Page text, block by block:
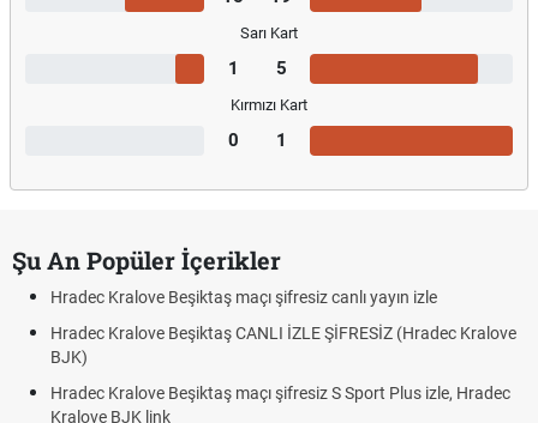
Sarı Kart
1 5
Kırmızı Kart
0 1
Şu An Popüler İçerikler
Hradec Kralove Beşiktaş maçı şifresiz canlı yayın izle
Hradec Kralove Beşiktaş CANLI İZLE ŞİFRESİZ (Hradec Kralove
BJK)
Hradec Kralove Beşiktaş maçı şifresiz S Sport Plus izle, Hradec
Kralove BJK link